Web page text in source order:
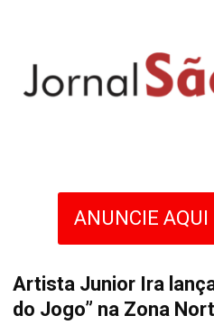
ANUNCIE AQUI
Artista Junior Ira
do Jogo” na Zona